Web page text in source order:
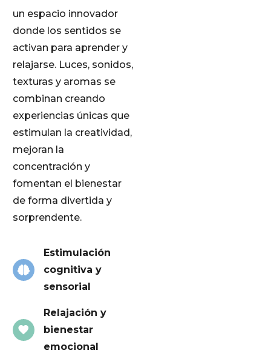
un espacio innovador
donde los sentidos se
activan para aprender y
relajarse. Luces, sonidos,
texturas y aromas se
combinan creando
experiencias únicas que
estimulan la creatividad,
mejoran la
concentración y
fomentan el bienestar
de forma divertida y
sorprendente.
Estimulación
cognitiva y
sensorial
Relajación y
bienestar
emocional